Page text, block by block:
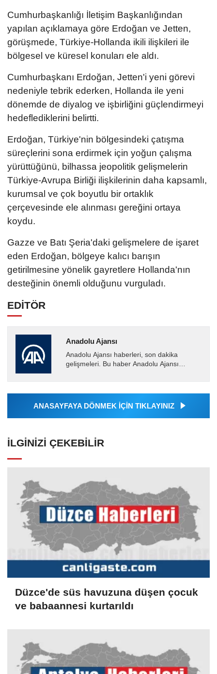
Cumhurbaşkanlığı İletişim Başkanlığından
yapılan açıklamaya göre Erdoğan ve Jetten,
görüşmede, Türkiye-Hollanda ikili ilişkileri ile
bölgesel ve küresel konuları ele aldı.
Cumhurbaşkanı Erdoğan, Jetten'i yeni görevi
nedeniyle tebrik ederken, Hollanda ile yeni
dönemde de diyalog ve işbirliğini güçlendirmeyi
hedeflediklerini belirtti.
Erdoğan, Türkiye'nin bölgesindeki çatışma
süreçlerini sona erdirmek için yoğun çalışma
yürüttüğünü, bilhassa jeopolitik gelişmelerin
Türkiye-Avrupa Birliği ilişkilerinin daha kapsamlı,
kurumsal ve çok boyutlu bir ortaklık
çerçevesinde ele alınması gereğini ortaya
koydu.
Gazze ve Batı Şeria'daki gelişmelere de işaret
eden Erdoğan, bölgeye kalıcı barışın
getirilmesine yönelik gayretlere Hollanda'nın
desteğinin önemli olduğunu vurguladı.
EDİTÖR
Anadolu Ajansı
Anadolu Ajansı haberleri, son dakika
gelişmeleri. Bu haber Anadolu Ajansı
tarafından geçilen tüm...
ANASAYFAYA DÖNMEK İÇİN TIKLAYINIZ
İLGINIZI ÇEKEBILIR
Düzce'de süs havuzuna düşen çocuk
ve babaannesi kurtarıldı